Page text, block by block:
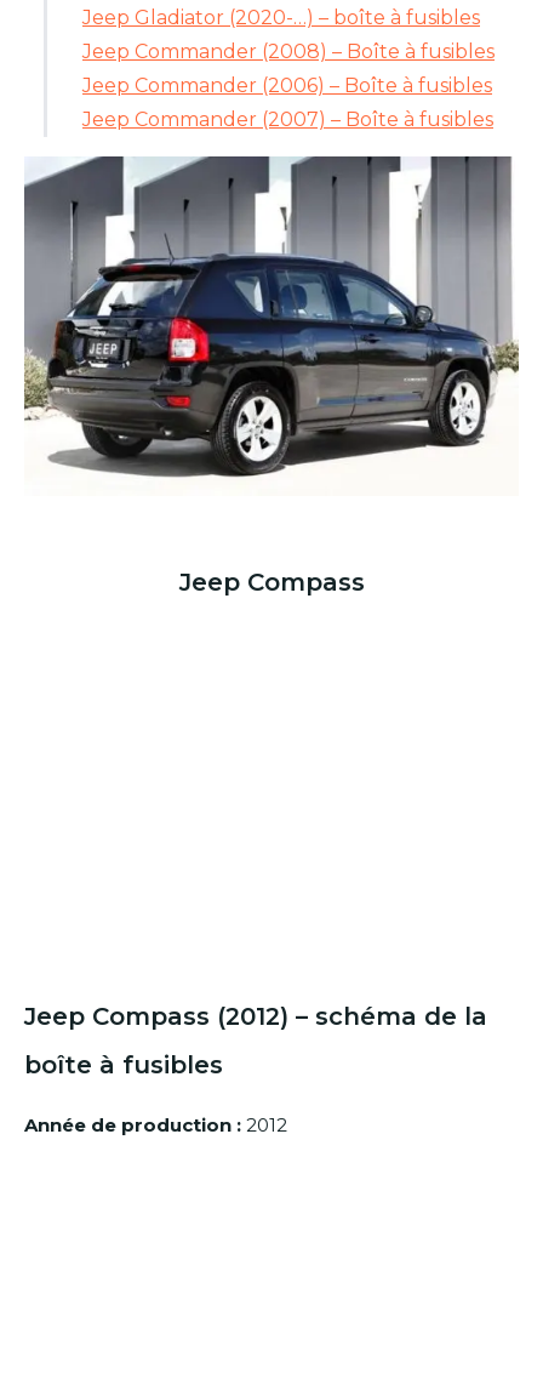
Jeep Gladiator (2020-…) – boîte à fusibles
Jeep Commander (2008) – Boîte à fusibles
Jeep Commander (2006) – Boîte à fusibles
Jeep Commander (2007) – Boîte à fusibles
Jeep Compass
Jeep Compass (2012) – schéma de la
boîte à fusibles
Année de production : 2012